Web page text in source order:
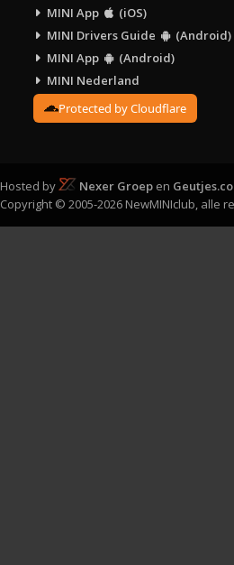
MINI App
(iOS)
MINI Drivers Guide
(Android)
MINI App
(Android)
MINI Nederland
Protected by Cloudflare
Hosted by Nexer Groep en
Copyright © 2005-2026 NewMINIclub, alle